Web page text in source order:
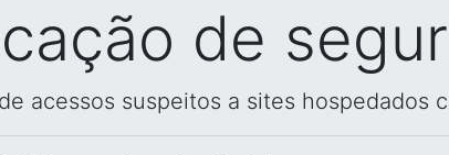
de
acessos suspeitos a sites hospedados